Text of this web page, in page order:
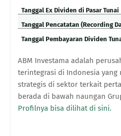
Tanggal Ex Dividen di Pasar Tunai
Tanggal Pencatatan (Recording
Tanggal Pembayaran Dividen
ABM Investama adalah
terintegrasi di Indonesia yang
strategis di sektor terkait
berada di bawah naungan
Profilnya bisa dilihat di sini.